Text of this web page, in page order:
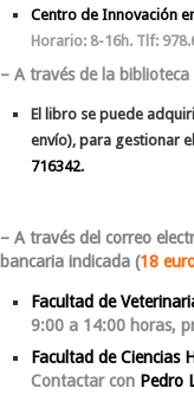
Centro de Innovación
Horario: 8-16h. Tlf:
– A través de la biblioteca
El libro se puede
envío), para gestionar
716342.
– A través del correo
bancaria indicada (18
Facultad de
9:00 a 14:00 horas,
Facultad de Ciencias
Contactar con Pedro